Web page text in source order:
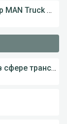
Новий сервісний центр MAN Truck & Bus у Вінниці! ТОВ «Вест Тракс» — офіційний дилер MAN в Україні
Юридические услуги в сфере транспорта и не только